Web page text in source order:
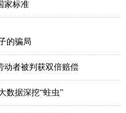
家标准
的骗局
动者被判获双倍赔偿
数据深挖“蛀虫”